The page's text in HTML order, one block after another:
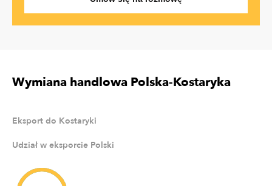
Wymiana handlowa Polska-Kostaryka
Eksport do Kostaryki
Udział w eksporcie Polski